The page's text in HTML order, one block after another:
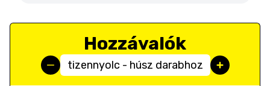
Hozzávalók
tizennyolc - húsz darabhoz